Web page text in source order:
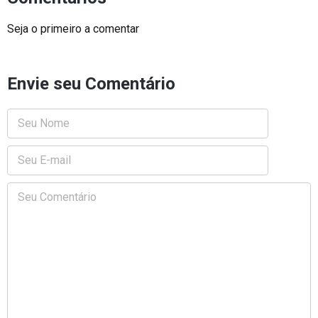
Seja o primeiro a comentar
Envie seu Comentário